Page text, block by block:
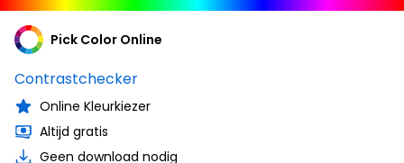
Pick Color Online
Contrastchecker
Online Kleurkiezer
Altijd gratis
Geen download nodig